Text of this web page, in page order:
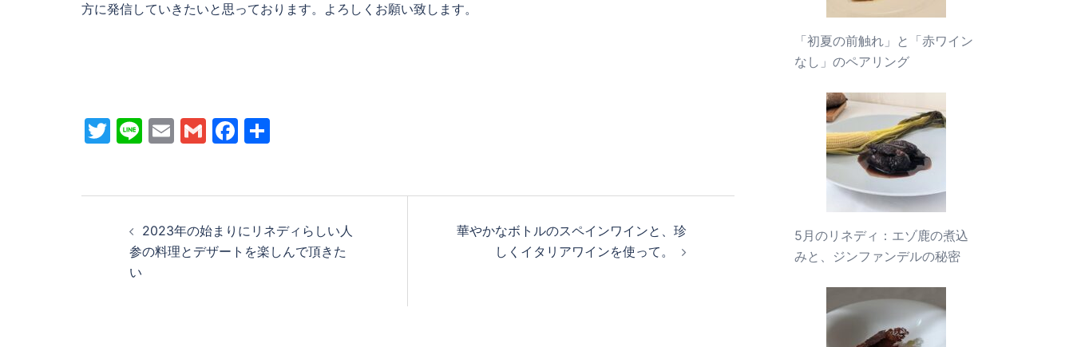
方に発信していきたいと思っております。よろしくお願い致します。
Twitter
LineEmailGmailFacebook
2023年の始まりにリネディらしい人
参の料理とデザートを楽しんで頂きた
い
華やかなボトルのスペインワインと、珍
しくイタリアワインを使って。
「初夏の前触れ」と「赤ワイン
なし」のペアリング
5月のリネディ：エゾ鹿の煮込
みと、ジンファンデルの秘密